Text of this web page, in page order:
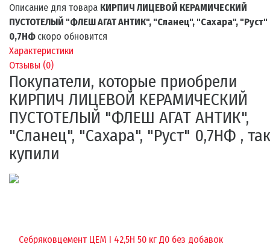
Описание для товара КИРПИЧ ЛИЦЕВОЙ КЕРАМИЧЕСКИЙ
ПУСТОТЕЛЫЙ "ФЛЕШ АГАТ АНТИК", "Сланец", "Сахара", "Руст"
0,7НФ скоро обновится
Характеристики
Отзывы (0)
Покупатели, которые приобрели
КИРПИЧ ЛИЦЕВОЙ КЕРАМИЧЕСКИЙ
ПУСТОТЕЛЫЙ "ФЛЕШ АГАТ АНТИК",
"Сланец", "Сахара", "Руст" 0,7НФ ,
купили